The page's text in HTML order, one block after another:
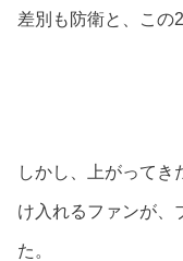
差別も防衛と、この
しかし、上がってき
け入れるファンが、
た。